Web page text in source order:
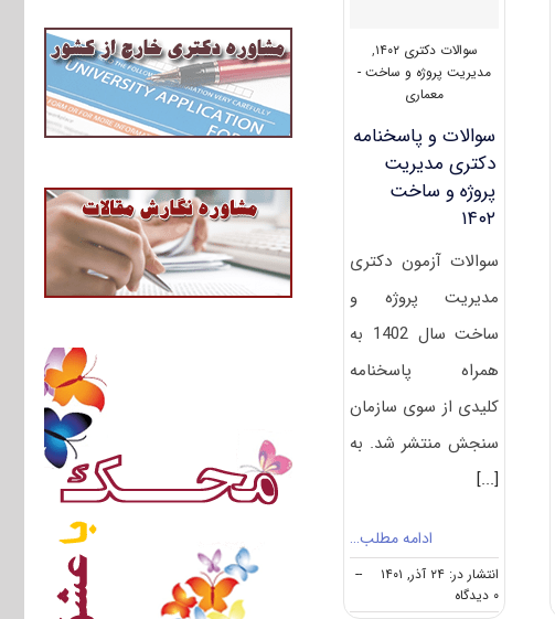
سوالات دکتری ۱۴۰۲
,
مدیریت پروژه و ساخت -
معماری
سوالات و پاسخنامه
دکتری مدیریت
پروژه و ساخت
۱۴۰۲
سوالات آزمون دکتری
مدیریت پروژه و
ساخت سال 1402 به
همراه پاسخنامه
کلیدی از سوی سازمان
سنجش منتشر شد. به
[...]
ادامه مطلب…
انتشار در: ۲۴ آذر, ۱۴۰۱
--
۰ دیدگاه
on